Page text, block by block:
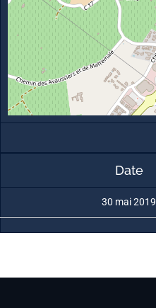
Date
30 mai 2019